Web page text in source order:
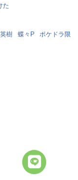
てもなかなか運命を
ープのことを告白。
してでも杏樹を救お
た
樹 蝶々P
ポケドラ限